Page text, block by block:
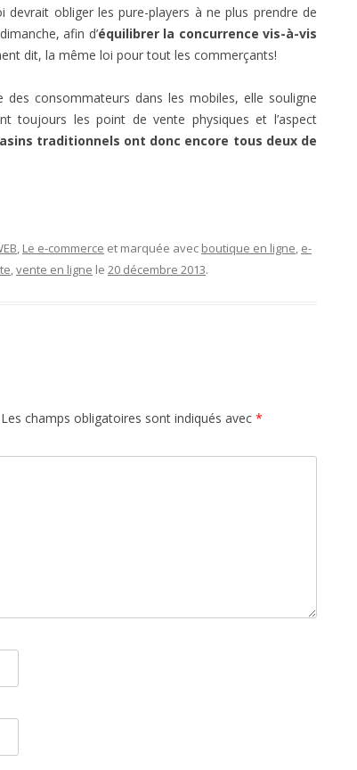
obliger les pure-players à ne plus prendre de
afin d’équilibrer la concurrence vis-à-vis
dit, la même loi pour tout les commerçants!
consommateurs dans les mobiles, elle souligne
toujours les point de vente physiques et l’aspect
traditionnels ont donc encore tous deux de
, Le e-commerce et marquée avec boutique en ligne, e-
,vente en ligne le 20 décembre 2013.
Les champs obligatoires sont indiqués avec *